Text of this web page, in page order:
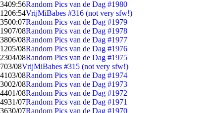
3409:56Random Pics van de Dag #1980
1206:54VrijMiBabes #316 (not very sfw!)
3500:07Random Pics van de Dag #1979
1907/08Random Pics van de Dag #1978
3806/08Random Pics van de Dag #1977
1205/08Random Pics van de Dag #1976
2304/08Random Pics van de Dag #1975
703/08VrijMiBabes #315 (not very sfw!)
4103/08Random Pics van de Dag #1974
3002/08Random Pics van de Dag #1973
4401/08Random Pics van de Dag #1972
4931/07Random Pics van de Dag #1971
3630/07Random Pics van de Dag #1970